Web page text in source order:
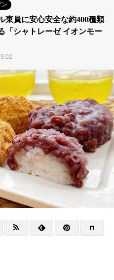
ン
東員に安心安全な約400種類
「シャトレーゼ イオンモー